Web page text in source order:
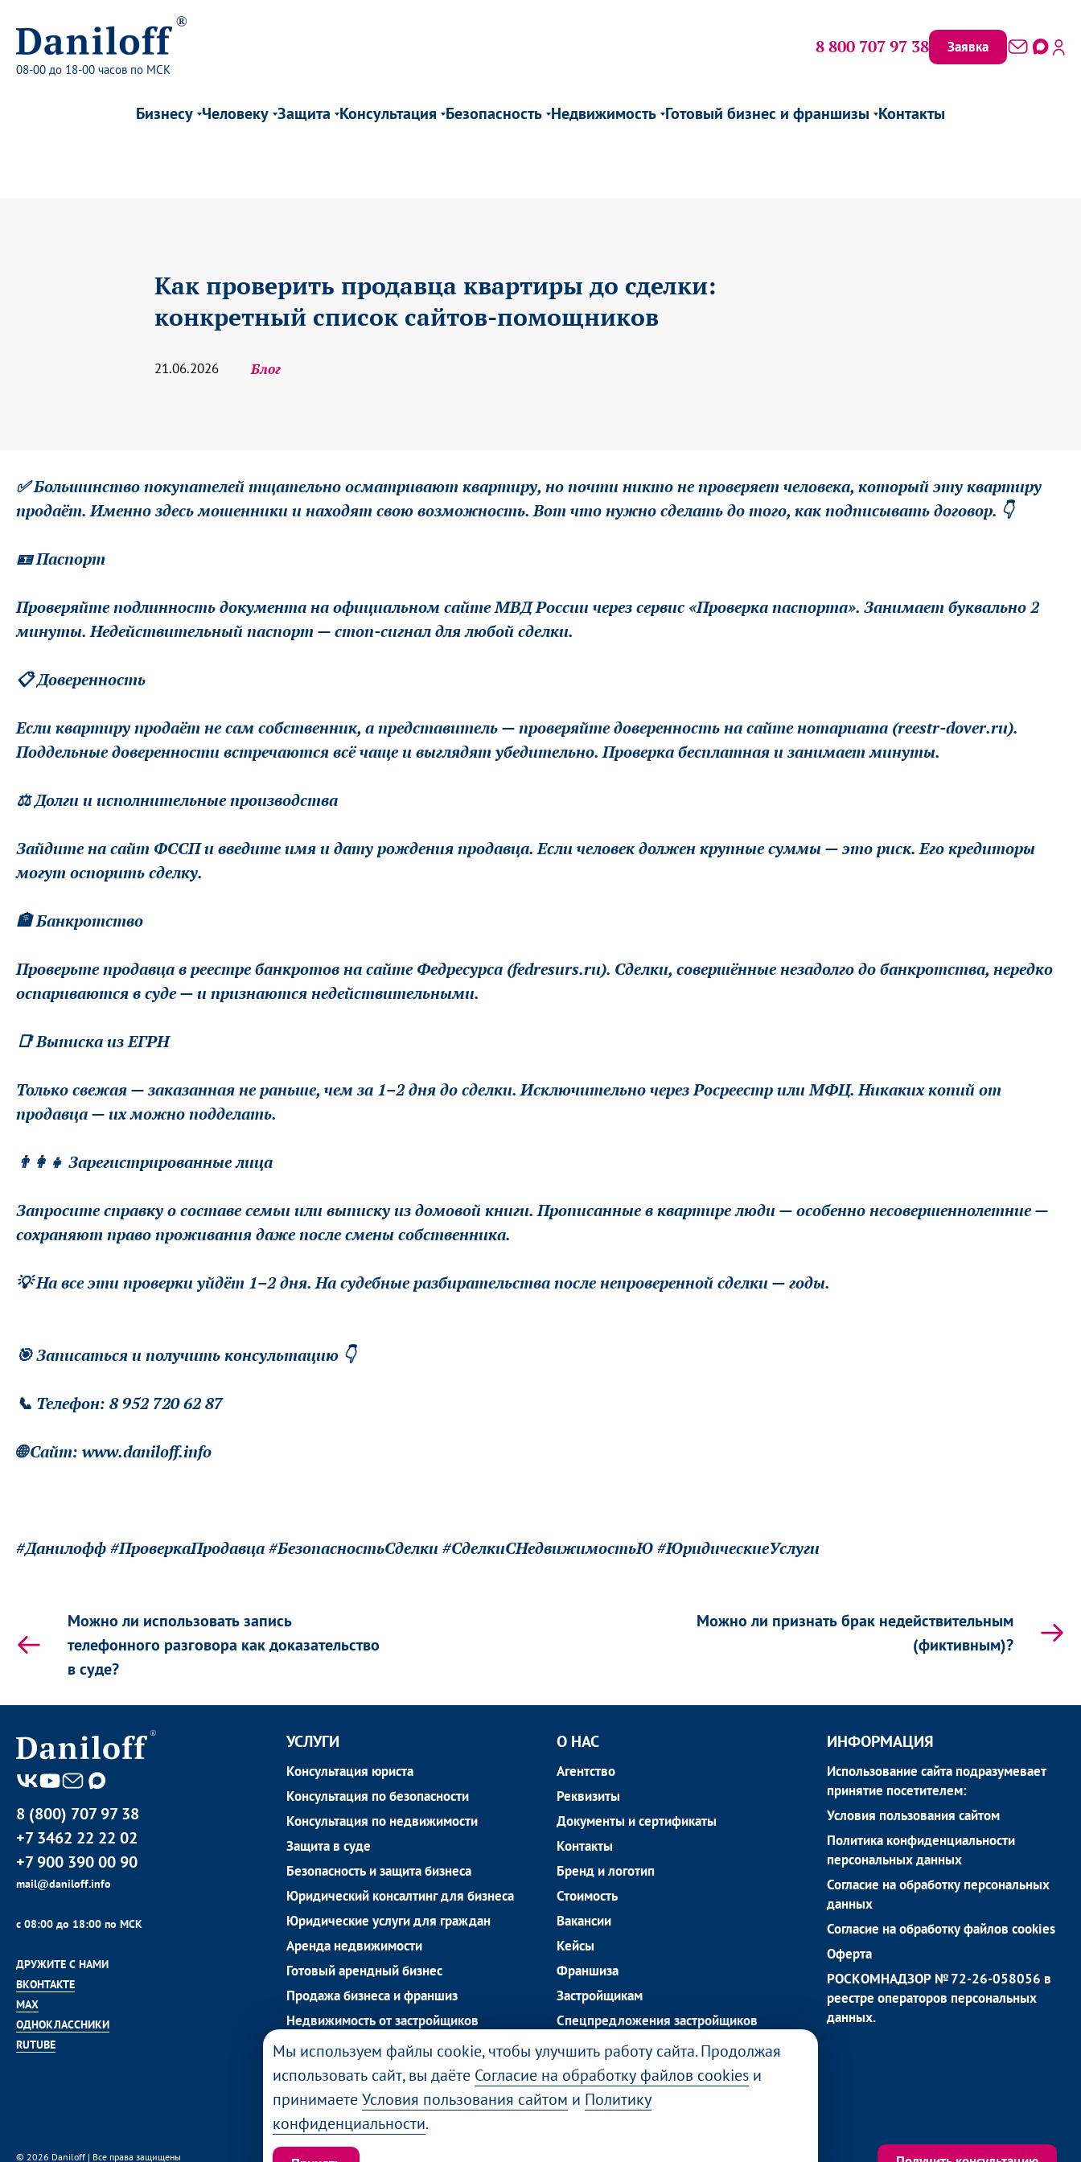
08-00 до 18-00 часов по МСК
8 800 707 97 38 Заявка
Бизнесу Человеку Защита Консультация Безопасность Недвижимость Готовый бизнес и франшизы Контакты
Как проверить продавца квартиры до сделки:
конкретный список сайтов-помощников
21.06.2026 Блог
✅ Большинство покупателей тщательно осматривают квартиру, но почти никто не проверяет человека, который эту квартиру
продаёт. Именно здесь мошенники и находят свою возможность. Вот что нужно сделать до того, как подписывать договор. 👇
🪪 Паспорт
Проверяйте подлинность документа на официальном сайте МВД России через сервис «Проверка паспорта». Занимает буквально 2
минуты. Недействительный паспорт — стоп-сигнал для любой сделки.
📋 Доверенность
Если квартиру продаёт не сам собственник, а представитель — проверяйте доверенность на сайте нотариата (reestr-dover.ru).
Поддельные доверенности встречаются всё чаще и выглядят убедительно. Проверка бесплатная и занимает минуты.
⚖️ Долги и исполнительные производства
Зайдите на сайт ФССП и введите имя и дату рождения продавца. Если человек должен крупные суммы — это риск. Его кредиторы
могут оспорить сделку.
🏦 Банкротство
Проверьте продавца в реестре банкротов на сайте Федресурса (fedresurs.ru). Сделки, совершённые незадолго до банкротства, нередко
оспариваются в суде — и признаются недействительными.
📑 Выписка из ЕГРН
Только свежая — заказанная не раньше, чем за 1–2 дня до сделки. Исключительно через Росреестр или МФЦ. Никаких копий от
продавца — их можно подделать.
👨‍👩‍👧 Зарегистрированные лица
Запросите справку о составе семьи или выписку из домовой книги. Прописанные в квартире люди — особенно несовершеннолетние —
сохраняют право проживания даже после смены собственника.
💡 На все эти проверки уйдёт 1–2 дня. На судебные разбирательства после непроверенной сделки — годы.
🎯 Записаться и получить консультацию 👇
📞 Телефон: 8 952 720 62 87
🌐 Сайт: www.daniloff.info
#Данилофф #ПроверкаПродавца #БезопасностьСделки #СделкиСНедвижимостьЮ #ЮридическиеУслуги
Можно ли использовать запись
телефонного разговора как доказательство
в суде?
Можно ли признать брак недействительным
(фиктивным)?
Мы используем файлы cookie, чтобы улучшить работу сайта. Продолжая
использовать сайт, вы даёте Согласие на обработку файлов cookies и
принимаетеУсловия пользования сайтом и Политику
конфиденциальности.
8 (800) 707 97 38
+7 3462 22 22 02
+7 900 390 00 90
mail@daniloff.info
с 08:00 до 18:00 по МСК
ДРУЖИТЕ С НАМИ
ВКОНТАКТЕ
MAX
ОДНОКЛАССНИКИ
RUTUBE
УСЛУГИ
Консультация юриста
Консультация по безопасности
Консультация по недвижимости
Защита в суде
Безопасность и защита бизнеса
Юридический консалтинг для бизнеса
Юридические услуги для граждан
Аренда недвижимости
Готовый арендный бизнес
Продажа бизнеса и франшиз
Недвижимость от застройщиков
Коммерческая недвижимость
Зарубежная недвижимость
Реклама
О НАС
Агентство
Реквизиты
Документы и сертификаты
Контакты
Бренд и логотип
Стоимость
Вакансии
Кейсы
Франшиза
Застройщикам
Спецпредложения застройщиков
Блог
ИНФОРМАЦИЯ
Использование сайта подразумевает
принятие посетителем:
Условия пользования сайтом
Политика конфиденциальности
персональных данных
Согласие на обработку персональных
данных
Согласие на обработку файлов cookies
Оферта
РОСКОМНАДЗОР № 72-26-058056 в
реестре операторов персональных
данных.
© 2026 Daniloff | Все права защищены